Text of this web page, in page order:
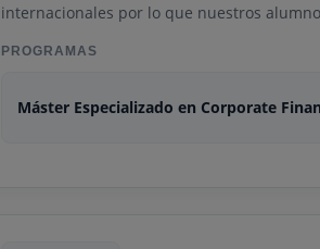
internacionales por lo que nuestros
PROGRAMAS
Máster Especializado en Corporate